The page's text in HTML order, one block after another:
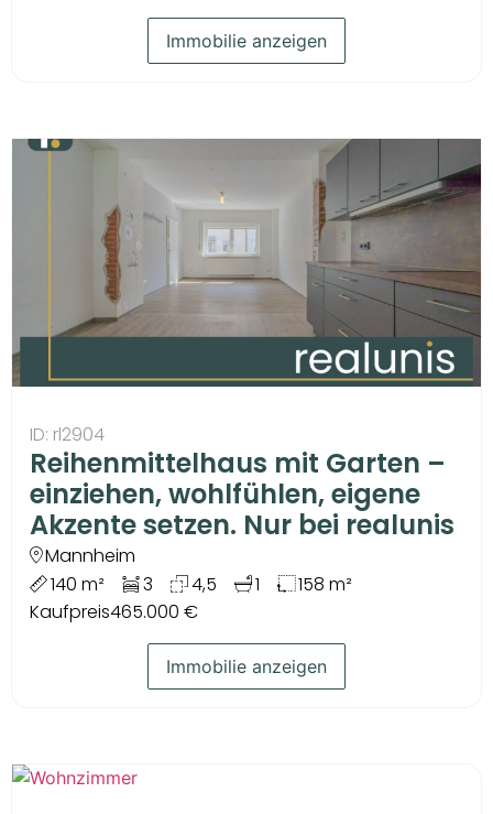
Immobilie anzeigen
ID: rl2904
Reihenmittelhaus mit Garten –
einziehen, wohlfühlen, eigene
Akzente setzen. Nur bei realunis
Mannheim
140 m²
3 4,5 1
158 m²
Kaufpreis465.000 €
Immobilie anzeigen